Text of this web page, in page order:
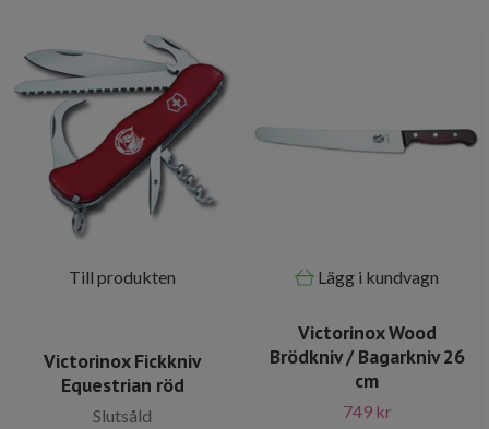
Till produkten
Victorinox Fickkniv
Equestrian röd
Slutsåld
Lägg i kundvagn
Victorinox Wood
Brödkniv / Bagarkniv 26
cm
749 kr